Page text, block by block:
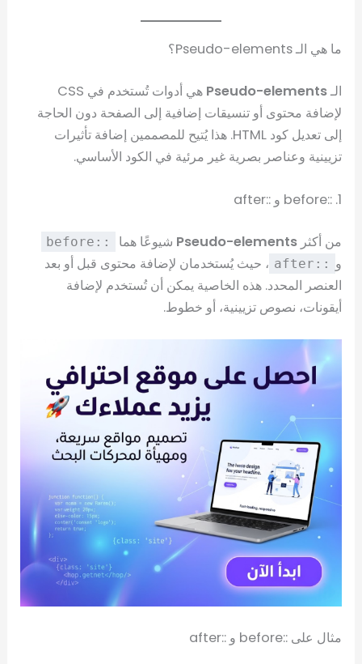
ما هي الـ Pseudo-elements؟
الـPseudo-elements
هي أدوات تُستخدم في CSS
لإضافة محتوى أو تنسيقات إضافية إلى الصفحة دون الحاجة
إلى تعديل كود HTML. هذا يُتيح للمصممين إضافة تأثيرات
تزيينية وعناصر بصرية غير مرئية في الكود الأساسي.
1. ::before و ::after
من أكثرPseudo-elements شيوعًا هما ::before
و ::after
، حيث يُستخدمان لإضافة محتوى قبل أو بعد
العنصر المحدد. هذه الخاصية يمكن أن تُستخدم لإضافة
أيقونات، نصوص تزيينية، أو خطوط.
مثال على ::before و ::after